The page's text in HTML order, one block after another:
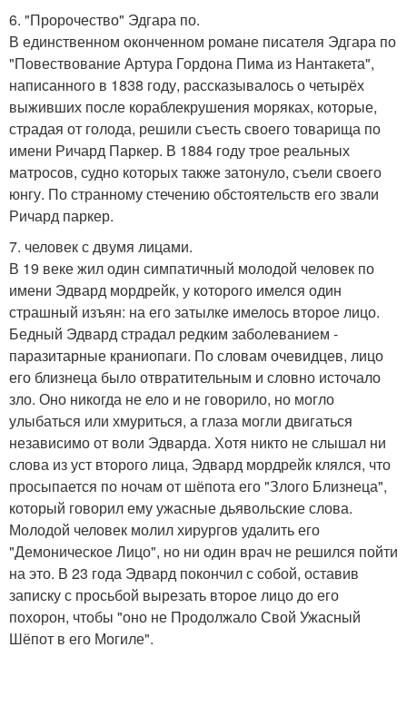
6. "Пророчество" Эдгара по.
В единственном оконченном романе писателя Эдгара по
"Повествование Артура Гордона Пима из Нантакета",
написанного в 1838 году, рассказывалось о четырёх
выживших после кораблекрушения моряках, которые,
страдая от голода, решили съесть своего товарища по
имени Ричард Паркер. В 1884 году трое реальных
матросов, судно которых также затонуло, съели своего
юнгу. По странному стечению обстоятельств его звали
Ричард паркер.
7. человек с двумя лицами.
В 19 веке жил один симпатичный молодой человек по
имени Эдвард мордрейк, у которого имелся один
страшный изъян: на его затылке имелось второе лицо.
Бедный Эдвард страдал редким заболеванием -
паразитарные краниопаги. По словам очевидцев, лицо
его близнеца было отвратительным и словно источало
зло. Оно никогда не ело и не говорило, но могло
улыбаться или хмуриться, а глаза могли двигаться
независимо от воли Эдварда. Хотя никто не слышал ни
слова из уст второго лица, Эдвард мордрейк клялся, что
просыпается по ночам от шёпота его "Злого Близнеца",
который говорил ему ужасные дьявольские слова.
Молодой человек молил хирургов удалить его
"Демоническое Лицо", но ни один врач не решился пойти
на это. В 23 года Эдвард покончил с собой, оставив
записку с просьбой вырезать второе лицо до его
похорон, чтобы "оно не Продолжало Свой Ужасный
Шёпот в его Могиле".